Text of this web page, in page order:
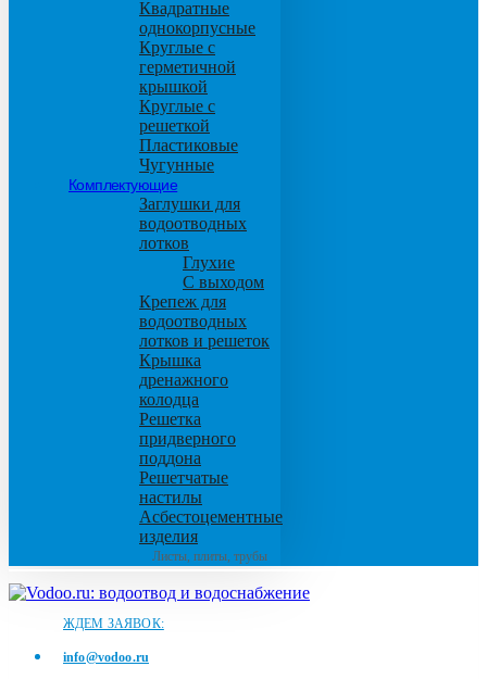
Квадратные
однокорпусные
Круглые с
герметичной
крышкой
Круглые с
решеткой
Пластиковые
Чугунные
Комплектующие
Заглушки для
водоотводных
лотков
Глухие
С выходом
Крепеж для
водоотводных
лотков и решеток
Крышка
дренажного
колодца
Решетка
придверного
поддона
Решетчатые
настилы
Асбестоцементные
изделия
Листы, плиты, трубы
ЖДЕМ ЗАЯВОК:
info@vodoo.ru